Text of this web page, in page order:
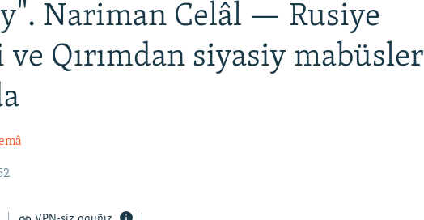
Nariman Celâl — Rusiye
Qırımdan siyasiy mabüsler